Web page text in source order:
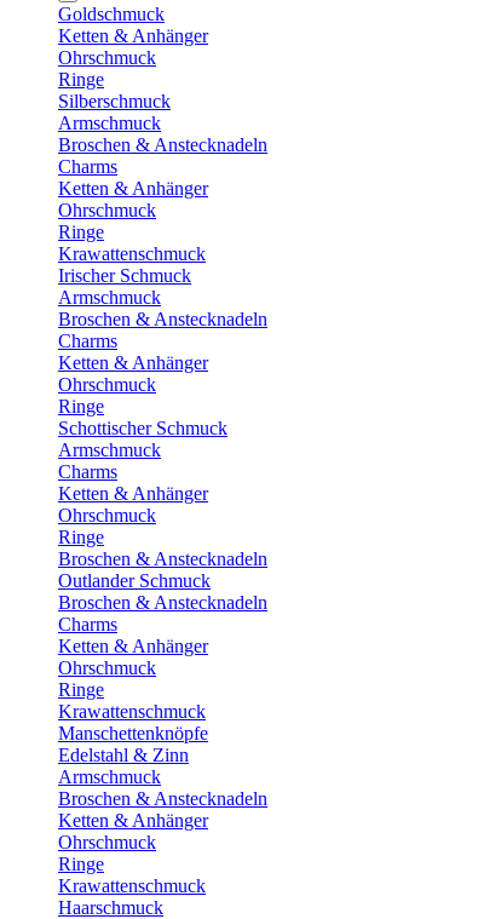
Goldschmuck
Ketten & Anhänger
Ohrschmuck
Ringe
Silberschmuck
Armschmuck
Broschen & Anstecknadeln
Charms
Ketten & Anhänger
Ohrschmuck
Ringe
Krawattenschmuck
Irischer Schmuck
Armschmuck
Broschen & Anstecknadeln
Charms
Ketten & Anhänger
Ohrschmuck
Ringe
Schottischer Schmuck
Armschmuck
Charms
Ketten & Anhänger
Ohrschmuck
Ringe
Broschen & Anstecknadeln
Outlander Schmuck
Broschen & Anstecknadeln
Charms
Ketten & Anhänger
Ohrschmuck
Ringe
Krawattenschmuck
Manschettenknöpfe
Edelstahl & Zinn
Armschmuck
Broschen & Anstecknadeln
Ketten & Anhänger
Ohrschmuck
Ringe
Krawattenschmuck
Haarschmuck